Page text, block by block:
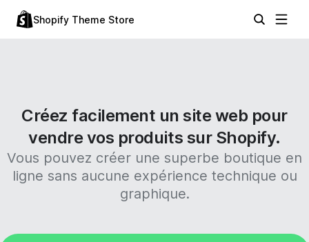
Shopify Theme Store
Créez facilement un site web pour
vendre vos produits sur Shopify.
Vous pouvez créer une superbe boutique en
ligne sans aucune expérience technique ou
graphique.